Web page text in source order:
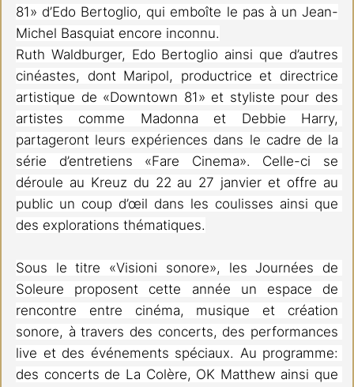
81» d’Edo Bertoglio, qui emboîte le pas à un Jean-
Michel Basquiat encore inconnu.
Ruth Waldburger, Edo Bertoglio ainsi que d’autres
cinéastes, dont Maripol, productrice et directrice
artistique de «Downtown 81» et styliste pour des
artistes comme Madonna et Debbie Harry,
partageront leurs expériences dans le cadre de la
série d’entretiens «Fare Cinema». Celle-ci se
déroule au Kreuz du 22 au 27 janvier et offre au
public un coup d’œil dans les coulisses ainsi que
des explorations thématiques.
Sous le titre «Visioni sonore», les Journées de
Soleure proposent cette année un espace de
rencontre entre cinéma, musique et création
sonore, à travers des concerts, des performances
live et des événements spéciaux. Au programme:
des concerts de La Colère, OK Matthew ainsi que